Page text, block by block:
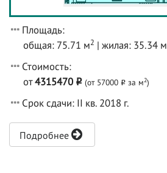
Площадь:
общая: 75.71 м2 | жилая: 35.34 м
Стоимость:
от4315470 o (от 57000 o за м2)
Срок сдачи: II кв. 2018 г.
Подробнее